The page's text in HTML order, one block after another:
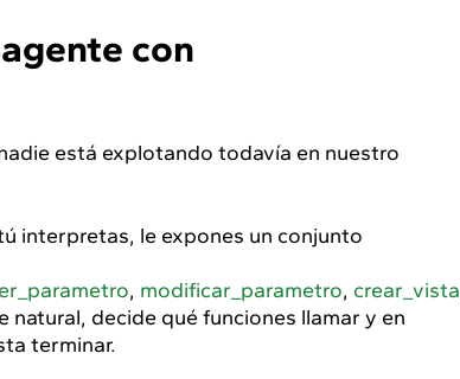
con
está explotando todavía en nuestro
interpretas, le expones un conjunto
, modificar_parametro, crear_vista
natural, decide qué funciones llamar y en
terminar.